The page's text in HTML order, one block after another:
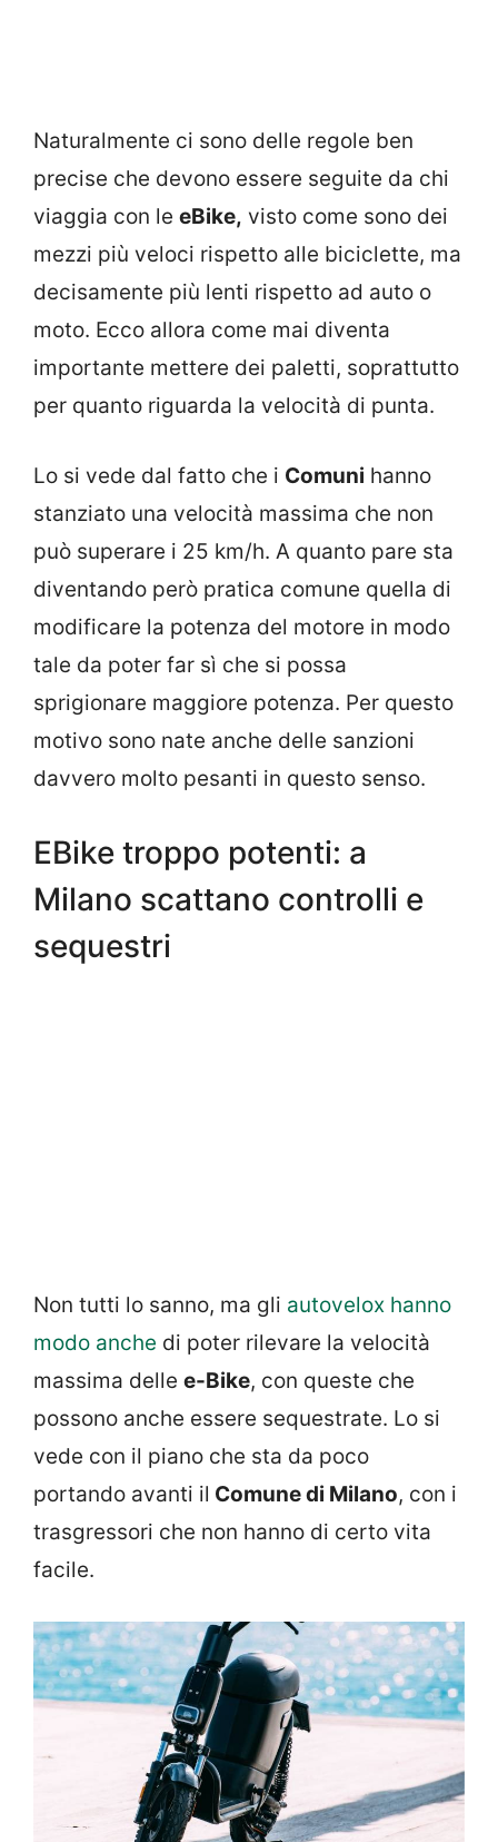
Naturalmente ci sono delle regole ben
precise che devono essere seguite da chi
viaggia con le eBike, visto come sono dei
mezzi più veloci rispetto alle biciclette, ma
decisamente più lenti rispetto ad auto o
moto. Ecco allora come mai diventa
importante mettere dei paletti, soprattutto
per quanto riguarda la velocità di punta.
Lo si vede dal fatto che i Comuni hanno
stanziato una velocità massima che non
può superare i 25 km/h. A quanto pare sta
diventando però pratica comune quella di
modificare la potenza del motore in modo
tale da poter far sì che si possa
sprigionare maggiore potenza. Per questo
motivo sono nate anche delle sanzioni
davvero molto pesanti in questo senso.
EBike troppo potenti: a
Milano scattano controlli e
sequestri
Non tutti lo sanno, ma gli autovelox hanno
modo anche di poter rilevare la velocità
massima delle e-Bike, con queste che
possono anche essere sequestrate. Lo si
vede con il piano che sta da poco
portando avanti il Comune di Milano, con i
trasgressori che non hanno di certo vita
facile.